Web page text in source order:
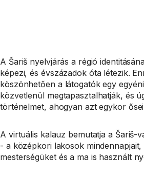
A Šariš nyelvjárás a régió
képezi, és évszázadok óta létezik.
köszönhetően a látogatók egy
közvetlenül megtapasztalhatják, és
történelmet, ahogyan azt egykor
A virtuális kalauz bemutatja a Šariš-
- a középkori lakosok
mesterségüket és a ma is használt